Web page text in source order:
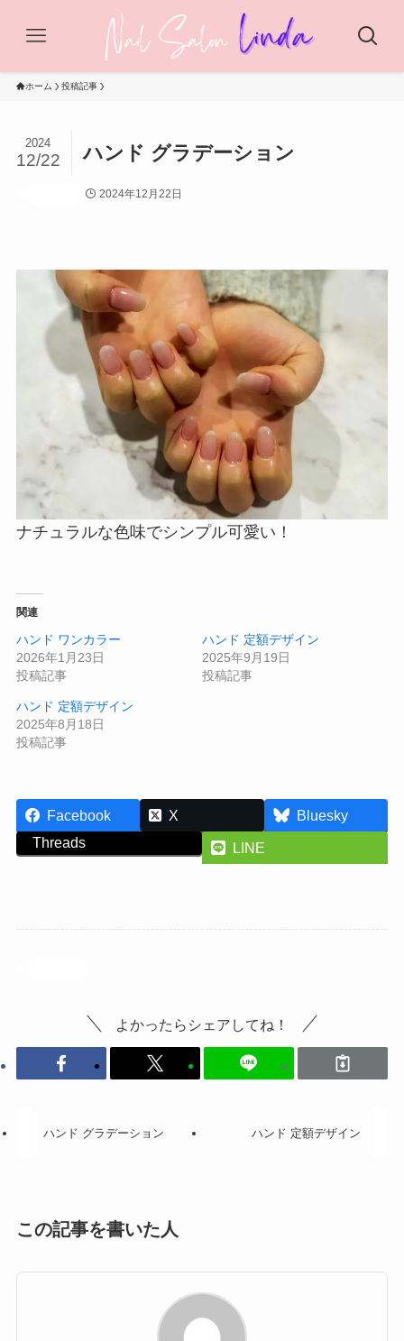
ホーム 投稿記事
ハンド グラデーション
2024
12/22
2024年12月22日
ナチュラルな色味でシンプル可愛い！
関連
ハンド ワンカラー
2026年1月23日
投稿記事
ハンド 定額デザイン
2025年9月19日
投稿記事
ハンド 定額デザイン
2025年8月18日
投稿記事
Facebook X
Bluesky
Threads
LINE
よかったらシェアしてね！
ハンド グラデーション ハンド 定額デザイン
この記事を書いた人